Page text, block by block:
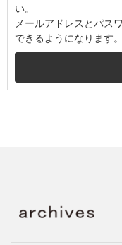
い。
メールアドレスとパス
できるようになります。